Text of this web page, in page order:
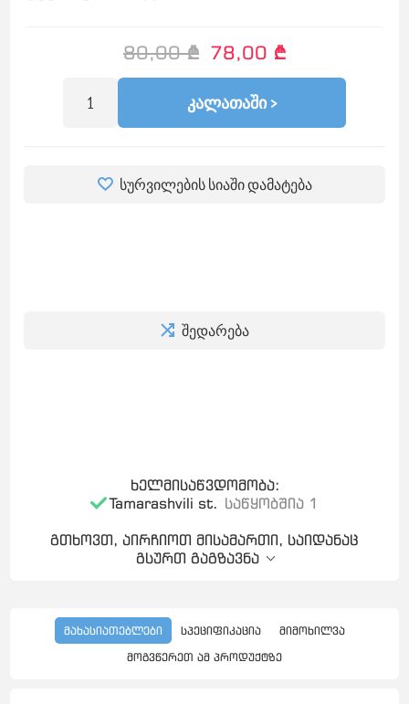
80,00 ₾ 78,00 ₾
ᲙᲐᲚᲐᲗᲐᲨᲘ >
სურვილების სიაში დამატება
შედარება
ხელმისაწვდომობა:
Tamarashvili st. საწყობშია 1
გთხოვთ, აირჩიოთ მისამართი, საიდანაც
გსურთ გაგზავნა
მახასიათებლები სპეციფიკაცია
მიმოხილვა
მოგვწერეთ ამ პროდუქტზე